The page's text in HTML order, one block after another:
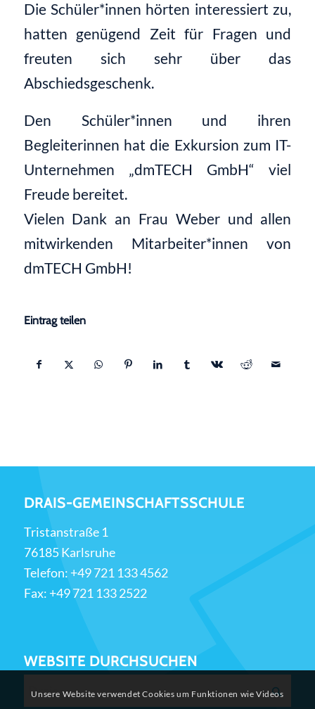
Die Schüler*innen hörten interessiert zu,
hatten genügend Zeit für Fragen und
freuten sich sehr über das
Abschiedsgeschenk.
Den Schüler*innen und ihren
Begleiterinnen hat die Exkursion zum IT-
Unternehmen „dmTECH GmbH“ viel
Freude bereitet.
Vielen Dank an Frau Weber und allen
mitwirkenden Mitarbeiter*innen von
dmTECH GmbH!
Eintrag teilen
DRAIS-GEMEINSCHAFTSSCHULE
Tristanstraße 1
76185 Karlsruhe
Telefon: +49 721 133 4562
Fax: +49 721 133 2522
WEBSITE DURCHSUCHEN
Unsere Website verwendet Cookies um Funktionen wie Videos